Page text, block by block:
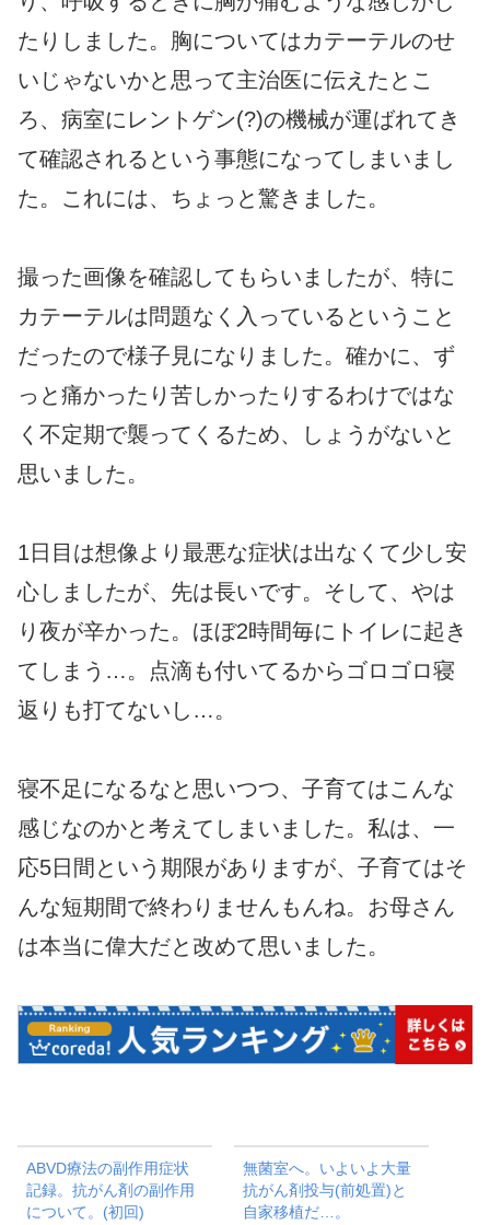
たりしました。胸についてはカテーテルのせ
いじゃないかと思って主治医に伝えたとこ
ろ、病室にレントゲン(?)の機械が運ばれてき
て確認されるという事態になってしまいまし
た。これには、ちょっと驚きました。
撮った画像を確認してもらいましたが、特に
カテーテルは問題なく入っているということ
だったので様子見になりました。確かに、ず
っと痛かったり苦しかったりするわけではな
く不定期で襲ってくるため、しょうがないと
思いました。
1日目は想像より最悪な症状は出なくて少し安
心しましたが、先は長いです。そして、やは
り夜が辛かった。ほぼ2時間毎にトイレに起き
てしまう…。点滴も付いてるからゴロゴロ寝
返りも打てないし…。
寝不足になるなと思いつつ、子育てはこんな
感じなのかと考えてしまいました。私は、一
応5日間という期限がありますが、子育てはそ
んな短期間で終わりませんもんね。お母さん
は本当に偉大だと改めて思いました。
ABVD療法の副作用症状
記録。抗がん剤の副作用
について。(初回)
無菌室へ。いよいよ大量
抗がん剤投与(前処置)と
自家移植だ…。